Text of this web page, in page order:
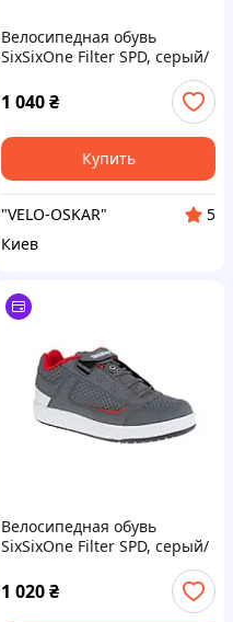
Велосипедная обувь
SixSixOne Filter SPD, серый/
30,5 см
1 040₴
Купить
"VELO-OSKAR"
5
Киев
Велосипедная обувь
SixSixOne Filter SPD, серый/
красный, US 12 / EU 45,5 /
29,8 см
1 020₴